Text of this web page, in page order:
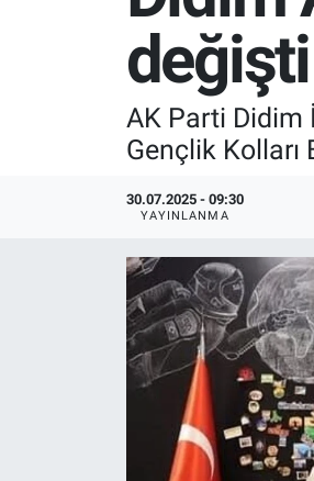
değişti
AK Parti Didim
Gençlik Kolları
30.07.2025 - 09:30
YAYINLANMA
RESMİ İLANLAR